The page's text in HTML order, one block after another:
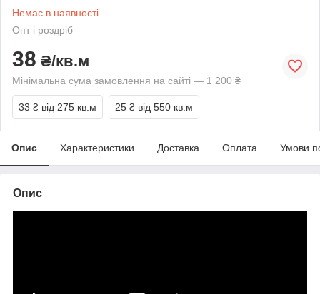
Немає в наявності
Опт і роздріб
38 ₴/кв.м
Мінімальна сума замовлення на сайті — 1 200 ₴
33 ₴ від 275 кв.м 25 ₴ від 550 кв.м
Опис Характеристики Доставка Оплата Умови
Опис